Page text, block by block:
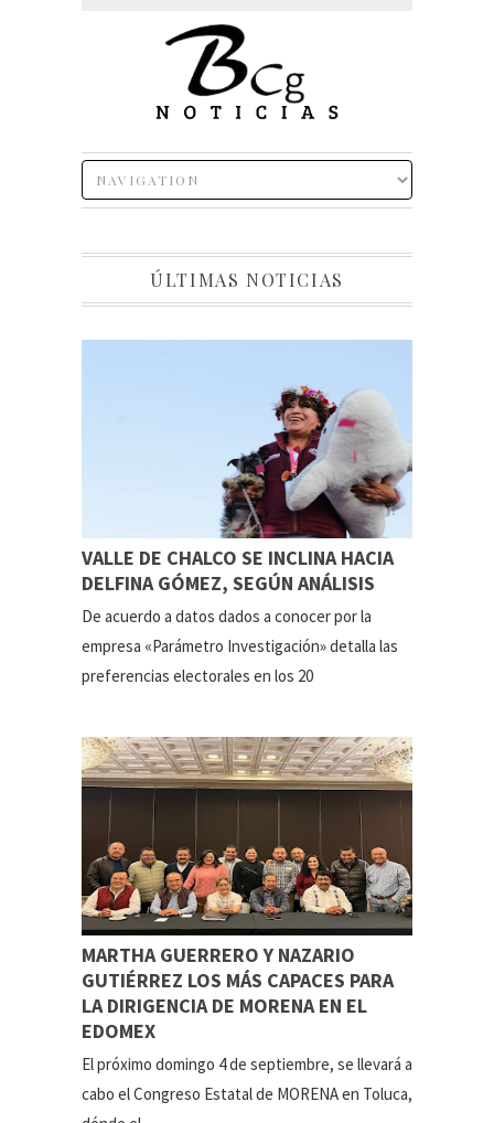
ÚLTIMAS NOTICIAS
VALLE DE CHALCO SE INCLINA HACIA
DELFINA GÓMEZ, SEGÚN ANÁLISIS
De acuerdo a datos dados a conocer por la
empresa «Parámetro Investigación» detalla las
preferencias electorales en los 20
MARTHA GUERRERO Y NAZARIO
GUTIÉRREZ LOS MÁS CAPACES PARA
LA DIRIGENCIA DE MORENA EN EL
EDOMEX
El próximo domingo 4 de septiembre, se llevará a
cabo el Congreso Estatal de MORENA en Toluca,